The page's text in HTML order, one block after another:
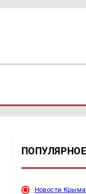
ПОПУЛЯРНОЕ
Новости Крыма